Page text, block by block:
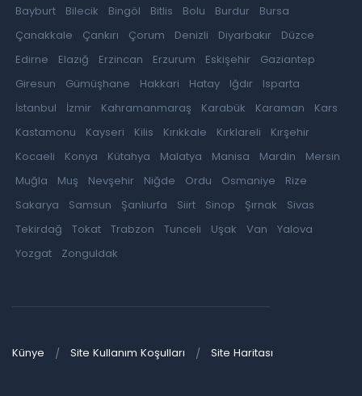
Bayburt
Bilecik Bingöl Bitlis Bolu Burdur
Bursa
Çanakkale
Çankırı Çorum Denizli Diyarbakır
Düzce
Edirne
Elazığ Erzincan Erzurum Eskişehir
Gaziantep
Giresun
Gümüşhane Hakkari Hatay Iğdır
Isparta
İstanbul
İzmir Kahramanmaraş Karabük Karaman
Kars
Kastamonu
Kayseri Kilis Kırıkkale Kırklareli
Kırşehir
Kocaeli
Konya Kütahya Malatya Manisa Mardin
Mersin
Muğla
Muş Nevşehir Niğde Ordu Osmaniye
Rize
Sakarya
Samsun Şanlıurfa Siirt Sinop Şırnak
Sivas
Tekirdağ
Tokat Trabzon Tunceli Uşak Van
Yalova
Yozgat
Zonguldak
Künye Site Kullanım Koşulları Site Haritası